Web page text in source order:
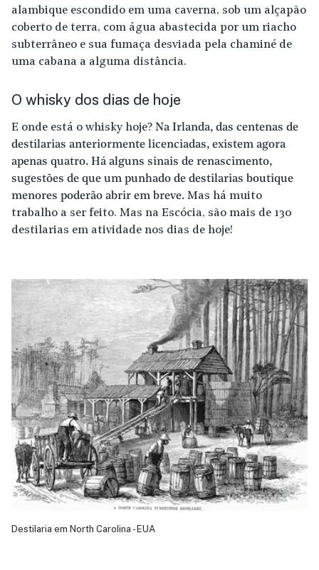
alambique escondido em uma caverna, sob um alçapão
coberto de terra, com água abastecida por um riacho
subterrâneo e sua fumaça desviada pela chaminé de
uma cabana a alguma distância.
O whisky dos dias de hoje
E onde está o whisky hoje? Na Irlanda, das centenas de
destilarias anteriormente licenciadas, existem agora
apenas quatro. Há alguns sinais de renascimento,
sugestões de que um punhado de destilarias boutique
menores poderão abrir em breve. Mas há muito
trabalho a ser feito. Mas na Escócia, são mais de 130
destilarias em atividade nos dias de hoje!
Destilaria em North Carolina - EUA